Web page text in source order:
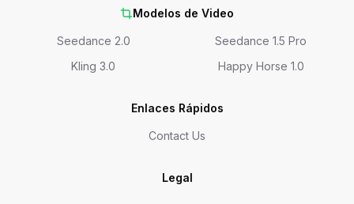
Modelos de Video
Seedance 2.0
Seedance 1.5 Pro
Kling 3.0
Happy Horse 1.0
Enlaces Rápidos
Contact Us
Legal